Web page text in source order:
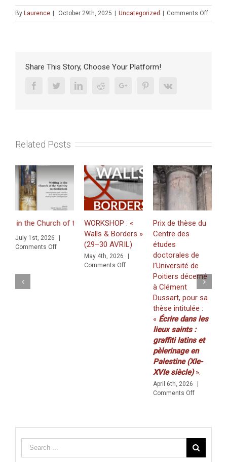
By Laurence | October 29th, 2025 | Uncategorized | Comments Offon
2025
-16:00
Share This Story, Choose Your Platform!
FacebookTwitterLinkedinRedditGoogle+ PinterestVk
Related Posts
in the Church of the Nativity in Bethlehem. Inscriptions and
July 1st, 2026
|
Comments Offon
in a Multilingual and Multigraphic Perspective
WORKSHOP : «
Walls & Borders »
(29–30 AVRIL)
May 4th, 2026
|
Comments Offon
WORKSHOP
Prix de thèse du
Centre des
études
doctorales de
l’Université de
Poitiers décerné
à Clément
Dussart, pour sa
thèse intitulée :
« Écrire dans les
lieux saints :
graffiti latins et
pèlerinage en
Palestine (XIe-
XVIe siècle)».
April 6th, 2026
|
Comments Offon
du
Centre
des
études